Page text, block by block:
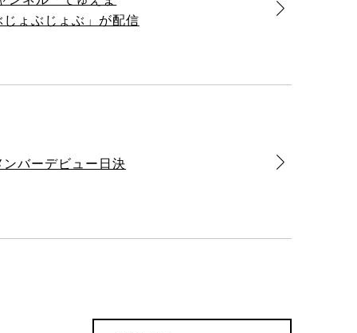
ょぶじょぶ」が配信
バーデビュー日決